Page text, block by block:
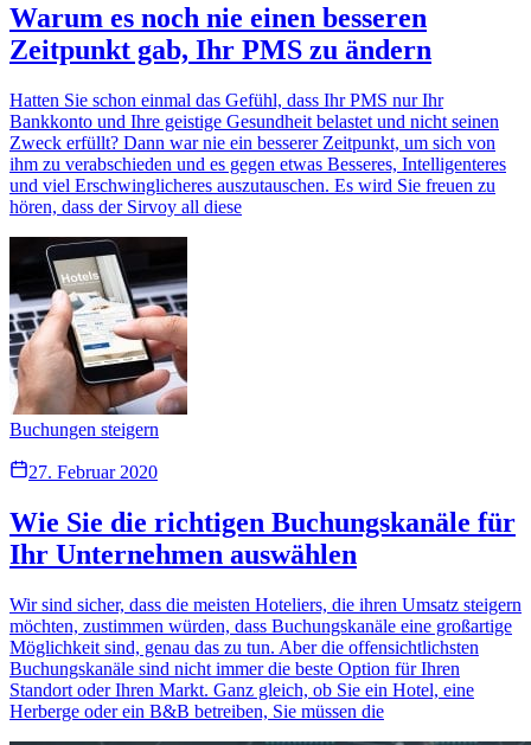
Warum es noch nie einen besseren
Zeitpunkt gab, Ihr PMS zu ändern
Hatten Sie schon einmal das Gefühl, dass Ihr PMS nur Ihr
Bankkonto und Ihre geistige Gesundheit belastet und nicht seinen
Zweck erfüllt? Dann war nie ein besserer Zeitpunkt, um sich von
ihm zu verabschieden und es gegen etwas Besseres, Intelligenteres
und viel Erschwinglicheres auszutauschen. Es wird Sie freuen zu
hören, dass der Sirvoy all diese
Buchungen steigern
27. Februar 2020
Wie Sie die richtigen Buchungskanäle für
Ihr Unternehmen auswählen
Wir sind sicher, dass die meisten Hoteliers, die ihren Umsatz steigern
möchten, zustimmen würden, dass Buchungskanäle eine großartige
Möglichkeit sind, genau das zu tun. Aber die offensichtlichsten
Buchungskanäle sind nicht immer die beste Option für Ihren
Standort oder Ihren Markt. Ganz gleich, ob Sie ein Hotel, eine
Herberge oder ein B&B betreiben, Sie müssen die